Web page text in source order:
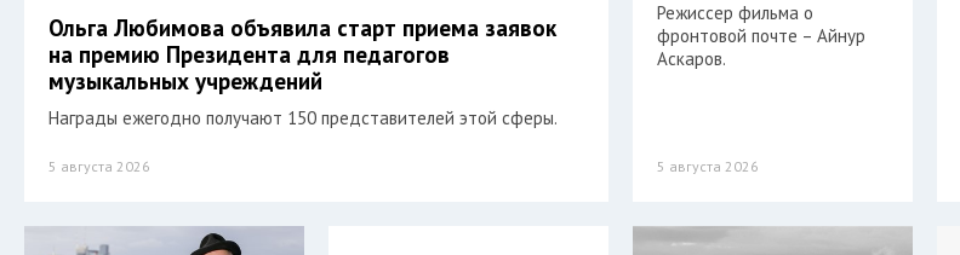
Ольга Любимова объявила старт приема заявок
на премию Президента для педагогов
музыкальных учреждений
Награды ежегодно получают 150 представителей этой сферы.
5 августа 2026
Режиссер фильма о
фронтовой почте – Айнур
Аскаров.
5 августа 2026